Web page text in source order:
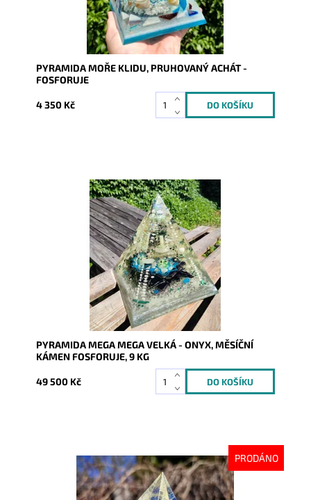
PYRAMIDA MOŘE KLIDU, PRUHOVANÝ ACHÁT -
FOSFORUJE
4 350 Kč
Skladem
8761
PYRAMIDA MEGA MEGA VELKÁ - ONYX, MĚSÍČNÍ
KÁMEN FOSFORUJE, 9 KG
49 500 Kč
PRODÁNO
Dostupnost:
Vyprodáno
10109